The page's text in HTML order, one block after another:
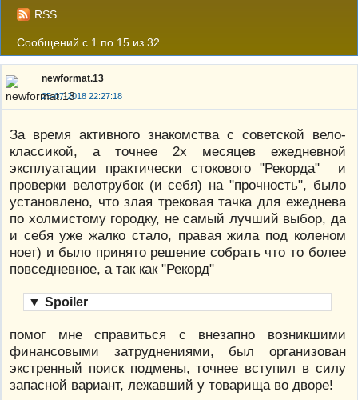
RSS
Сообщений с 1 по 15 из 32
newformat.13
25-07-2018 22:27:18
За время активного знакомства с советской вело-
классикой, а точнее 2х месяцев ежедневной
эксплуатации практически стокового "Рекорда" и
проверки велотрубок (и себя) на "прочность", было
установлено, что злая трековая тачка для ежеднева
по холмистому городку, не самый лучший выбор, да
и себя уже жалко стало, правая жила под коленом
ноет) и было принято решение собрать что то более
повседневное, а так как "Рекорд"
▼ Spoiler
помог мне справиться с внезапно возникшими
финансовыми затруднениями, был организован
экстренный поиск подмены, точнее вступил в силу
запасной вариант, лежавший у товарища во дворе!